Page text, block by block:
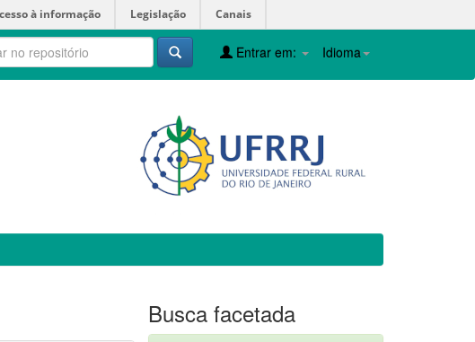
à informação Legislação Canais
Idioma
Entrar em:
Busca facetada